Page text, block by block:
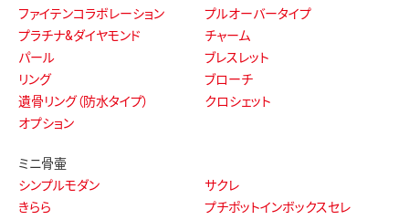
ファイテンコラボレーション
プルオーバータイプ
プラチナ&ダイヤモンド
チャーム
パール
ブレスレット
リング
ブローチ
遺骨リング（防水タイプ）
クロシェット
オプション
ミニ骨壷
シンプルモダン
サクレ
きらら
プチポットインボックスセレ